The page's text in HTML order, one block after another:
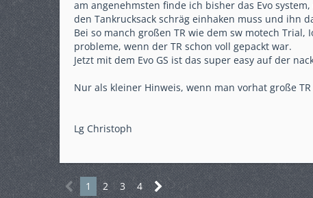
am angenehmsten finde ich bisher das Evo
den Tankrucksack schräg einhaken muss und ihn
Bei so manch großen TR wie dem sw motech
probleme, wenn der TR schon voll gepackt war.
Jetzt mit dem Evo GS ist das super easy auf der
Nur als kleiner Hinweis, wenn man vorhat große
Lg Christoph
1 2 3 4